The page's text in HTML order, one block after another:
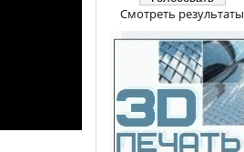
Смотреть результаты